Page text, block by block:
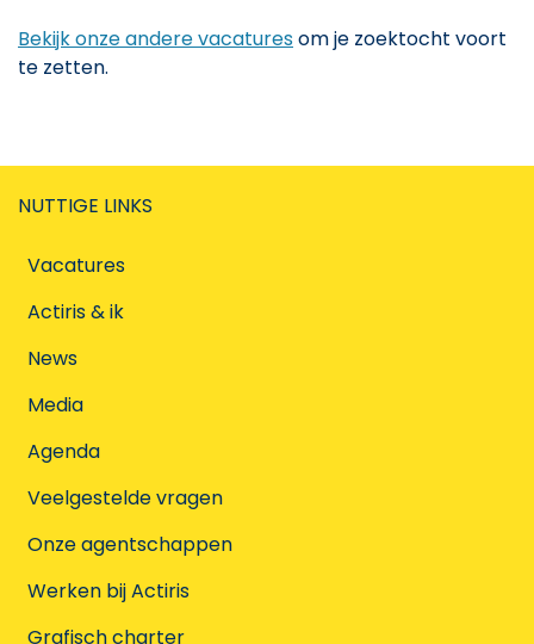
Bekijk onze andere vacaturesom je zoektocht voort
te zetten.
NUTTIGE LINKS
Vacatures
Actiris & ik
News
Media
Agenda
Veelgestelde vragen
Onze agentschappen
Werken bij Actiris
Grafisch charter